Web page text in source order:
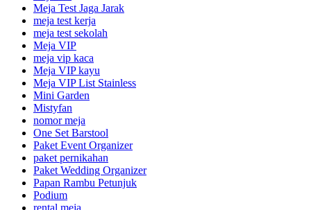
Meja Test Jaga Jarak
meja test kerja
meja test sekolah
Meja VIP
meja vip kaca
Meja VIP kayu
Meja VIP List Stainless
Mini Garden
Mistyfan
nomor meja
One Set Barstool
Paket Event Organizer
paket pernikahan
Paket Wedding Organizer
Papan Rambu Petunjuk
Podium
rental meja